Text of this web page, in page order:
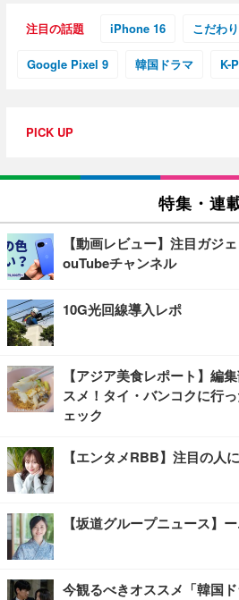
注目の話題 iPhone 16 こだわ
Google Pixel 9 韓国ドラマ K-
PICK UP
特集・連
【動画レビュー】注目ガジ
ouTubeチャンネル
10G光回線導入レポ
【アジア美食レポート】編
スメ！タイ・バンコクに行
ェック
【エンタメRBB】注目の人
【坂道グループニュース】
今観るべきオススメ「韓国ド